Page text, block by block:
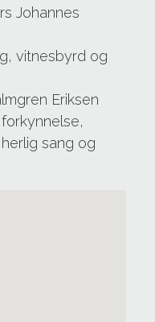
Johannes
vitnesbyrd og
Eriksen
sang og